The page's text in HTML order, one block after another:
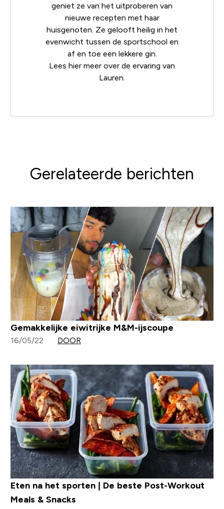
geniet ze van het uitproberen van
nieuwe recepten met haar
huisgenoten. Ze gelooft heilig in het
evenwicht tussen de sportschool en
af en toe een lekkere gin.
Lees hier meer over de ervaring van
Lauren.
Gerelateerde berichten
Gemakkelijke eiwitrijke M&M-ijscoupe
16/05/22 DOOR
Eten na het sporten | De beste Post-Workout
Meals & Snacks